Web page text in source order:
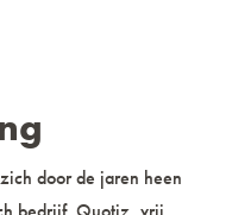
door de jaren heen